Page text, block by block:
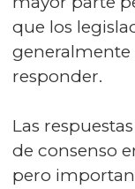
que los
generalmente
responder.
Las
de consenso
pero